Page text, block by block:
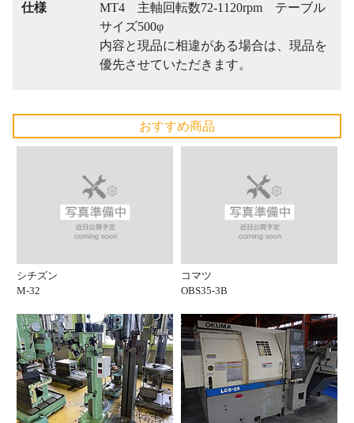
仕様
MT4 主軸回転数72-1120rpm テーブル
サイズ500φ
内容と現品に相違がある場合は、現品を
優先させていただきます。
おすすめ商品
シチズン
M-32
コマツ
OBS35-3B